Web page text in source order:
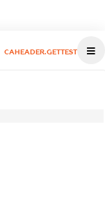
CAHEADER.GETTEST